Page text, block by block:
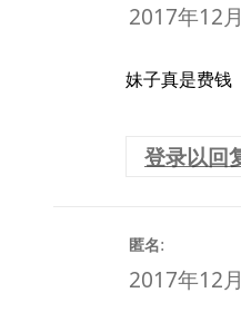
2017年12
妹子真是费钱
登录以回
匿名:
2017年12